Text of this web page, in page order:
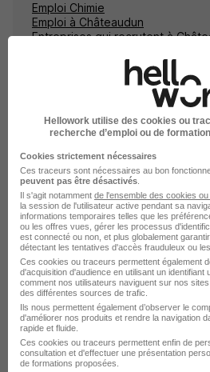
Emploi Chimie
Emploi à Châteaudun
Entreprises qui recrutent à
Emplois &
Formation Chimie
Emploi Chimie
Entreprises Chimie
Alternance Chimie
Stage Chimie
Intérim Chimie
Voir plus
Hellowork utilise des cookies ou
recherche d’emploi ou de
Cookies strictement nécessaires
Ces traceurs sont nécessaires au bon
peuvent pas être désactivés
Il s'agit notamment de l'ensemble des cookies
la session de l'utilisateur active pendant sa
informations temporaires telles que les
ou les offres vues, gérer les processus
est connecté ou non, et plus globalement
détectant les tentatives d'accès frauduleux ou
Ces cookies ou traceurs permettent également
d'acquisition d'audience en utilisant un
comment nos utilisateurs naviguent sur nos
des différentes sources de trafic.
Ils nous permettent également d’observer le
d'améliorer nos produits et rendre la navigation
rapide et fluide.
Ces cookies ou traceurs permettent enfin de
consultation et d'effectuer une présentation
de formations proposées.